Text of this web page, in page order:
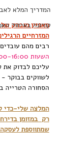
המדריך המלא
קורונה באיחוד
מאפיין מובהק
המזרחיים
רבים מהם
השעות 13:00-16:00
עליכם לבדוק את
לשווקים בבוקר
הסחורה הטרייה
המלצה שלי-כדי
שמתווספת